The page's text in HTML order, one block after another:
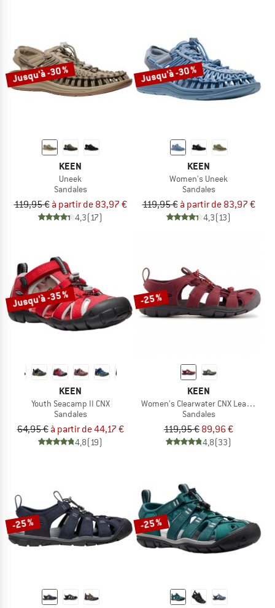
Jusqu'à -30 %
KEEN
Uneek
Sandales
119,95 € à partir de 83,97 €
4,3(17)
Jusqu'à -30 %
KEEN
Women's Uneek
Sandales
119,95 € à partir de 83,97 €
4,3(13)
Jusqu'à -35 %
KEEN
Youth Seacamp II CNX
Sandales
64,95 € à partir de 44,17 €
4,8(19)
-25 %
KEEN
Women's Clearwater CNX Leather
Sandales
119,95 € 89,96 €
4,8(33)
-25 % -25 %